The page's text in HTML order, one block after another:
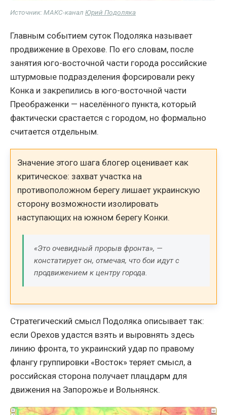
Источник: МАКС-канал Юрий Подоляка
Главным событием суток Подоляка называет
продвижение в Орехове. По его словам, после
занятия юго-восточной части города российские
штурмовые подразделения форсировали реку
Конка и закрепились в юго-восточной части
Преображенки — населённого пункта, который
фактически срастается с городом, но формально
считается отдельным.
Значение этого шага блогер оценивает как
критическое: захват участка на
противоположном берегу лишает украинскую
сторону возможности изолировать
наступающих на южном берегу Конки.
«Это очевидный прорыв фронта», —
констатирует он, отмечая, что бои идут с
продвижением к центру города.
Стратегический смысл Подоляка описывает так:
если Орехов удастся взять и выровнять здесь
линию фронта, то украинский удар по правому
флангу группировки «Восток» теряет смысл, а
российская сторона получает плацдарм для
движения на Запорожье и Вольнянск.